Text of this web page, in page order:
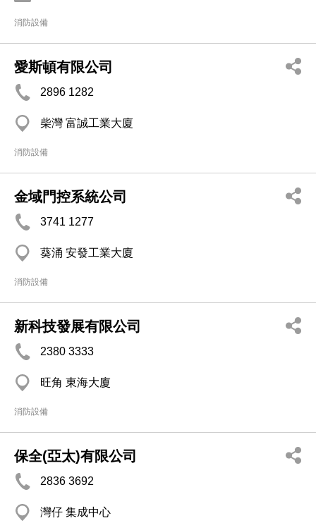
消防設備
愛斯頓有限公司
2896 1282
柴灣 富誠工業大廈
消防設備
金域門控系統公司
3741 1277
葵涌 安發工業大廈
消防設備
新科技發展有限公司
2380 3333
旺角 東海大廈
消防設備
保全(亞太)有限公司
2836 3692
灣仔 集成中心